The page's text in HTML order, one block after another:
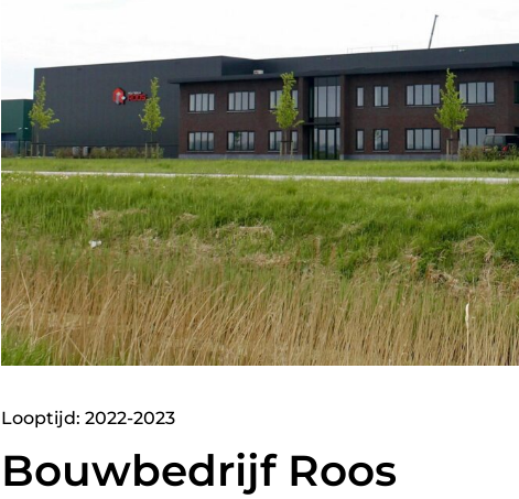
Looptijd: 2022-2023
Bouwbedrijf Roos